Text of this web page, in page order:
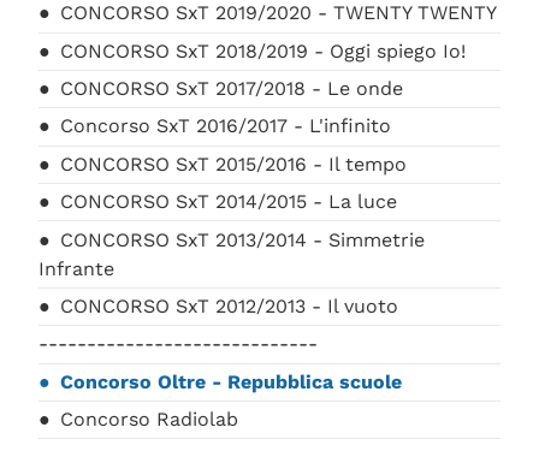
CONCORSO SxT 2019/2020 - TWENTY TWENTY
CONCORSO SxT 2018/2019 - Oggi spiego Io!
CONCORSO SxT 2017/2018 - Le onde
Concorso SxT 2016/2017 - L'infinito
CONCORSO SxT 2015/2016 - Il tempo
CONCORSO SxT 2014/2015 - La luce
CONCORSO SxT 2013/2014 - Simmetrie
Infrante
CONCORSO SxT 2012/2013 - Il vuoto
-----------------------------
Concorso Oltre - Repubblica scuole
Concorso Radiolab